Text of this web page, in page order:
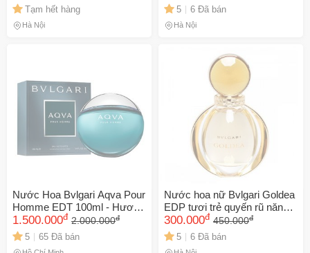
Tạm hết hàng
Hà Nội
5 6 Đã bán
Hà Nội
Nước Hoa Bvlgari Aqva Pour
Homme EDT 100ml - Hương
Biển Địa Trung Hải Tươi Mát,
Sang Trọng, Nam Tính
1.500.000đ 2.000.000đ
5 65 Đã bán
Nước hoa nữ Bvlgari Goldea
EDP tươi trẻ quyến rũ năng
động
300.000đ 450.000đ
5 6 Đã bán